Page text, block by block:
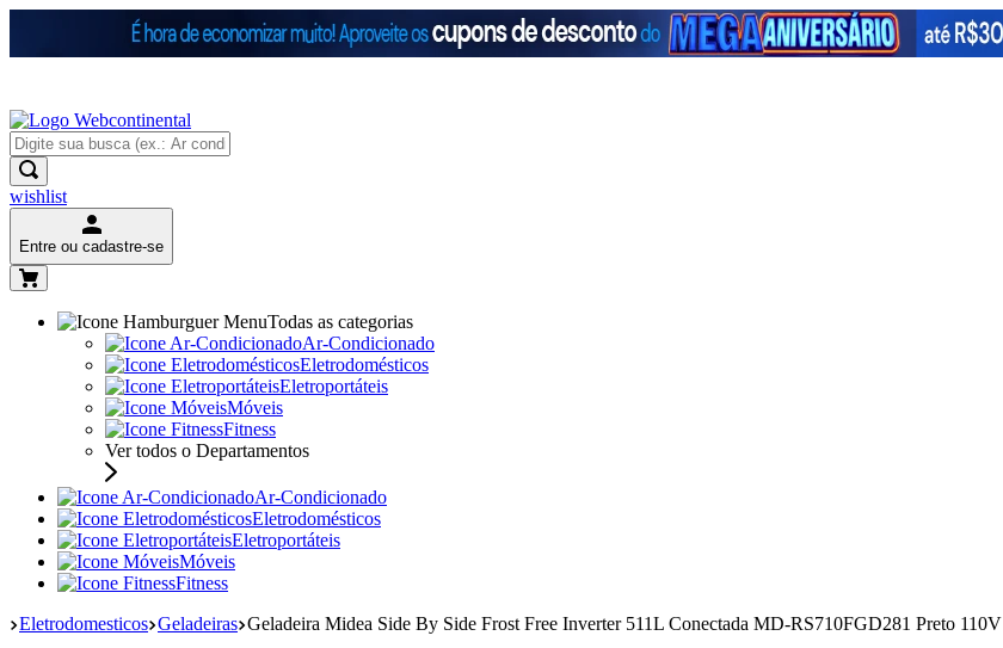
wishlist
Entre ou cadastre-se
Todas as categorias
Ar-Condicionado
Eletrodomésticos
Eletroportáteis
Móveis
Fitness
Ver todos o Departamentos
Ar-Condicionado
Eletrodomésticos
Eletroportáteis
Móveis
Fitness
Eletrodomesticos Geladeiras Geladeira Midea Side By Side Frost Free Inverter 511L Conectada MD-RS710FGD281 Preto 110V